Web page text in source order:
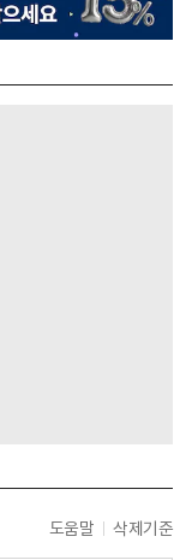
도움말 삭제기준